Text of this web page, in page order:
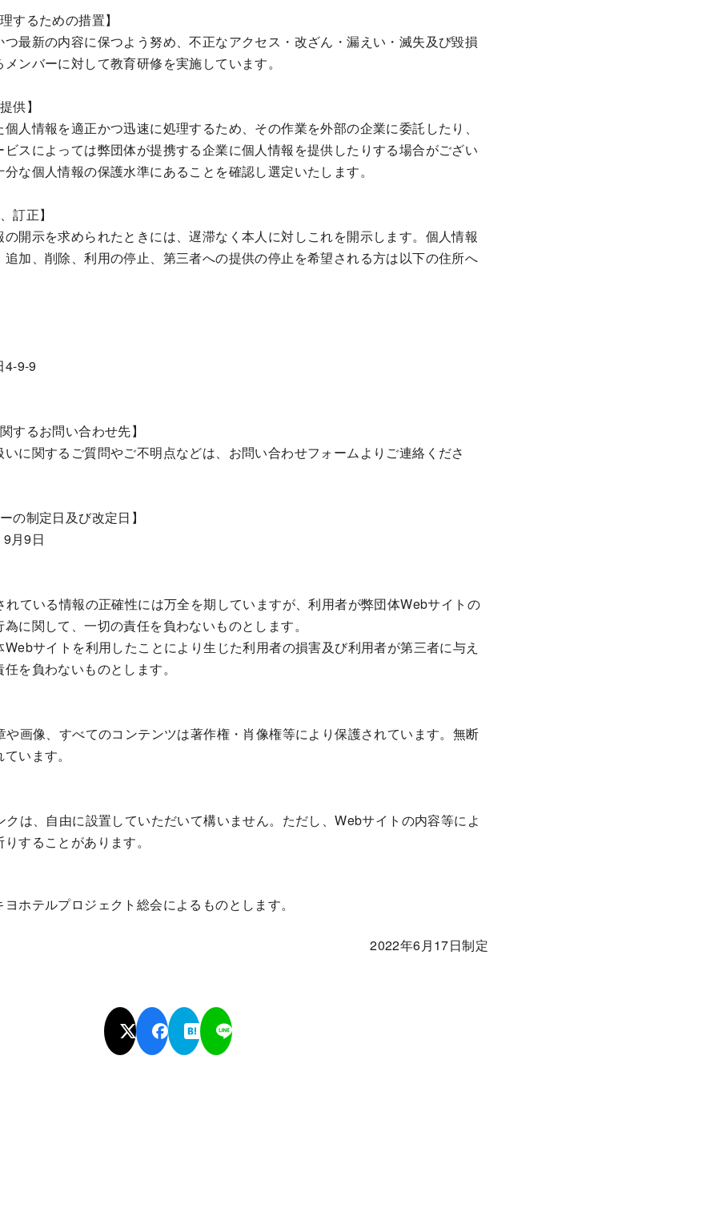
するための措置】
最新の内容に保つよう努め、不正なアクセス・改ざん・漏えい・滅失及び毀損
ンバーに対して教育研修を実施しています。
供】
人情報を適正かつ迅速に処理するため、その作業を外部の企業に委託したり、
スによっては弊団体が提携する企業に個人情報を提供したりする場合がござい
な個人情報の保護水準にあることを確認し選定いたします。
訂正】
開示を求められたときには、遅滞なく本人に対しこれを開示します。個人情報
加、削除、利用の停止、第三者への提供の停止を希望される方は以下の住所へ
4-9-9
するお問い合わせ先】
に関するご質問やご不明点などは、お問い合わせフォームよりご連絡くださ
の制定日及び改定日】
月9日
ている情報の正確性には万全を期していますが、利用者が弊団体Webサイトの
に関して、一切の責任を負わないものとします。
サイトを利用したことにより生じた利用者の損害及び利用者が第三者に与え
を負わないものとします。
画像、すべてのコンテンツは著作権・肖像権等により保護されています。無断
います。
は、自由に設置していただいて構いません。ただし、Webサイトの内容等によ
することがあります。
ホテルプロジェクト総会によるものとします。
2022年6月17日制定